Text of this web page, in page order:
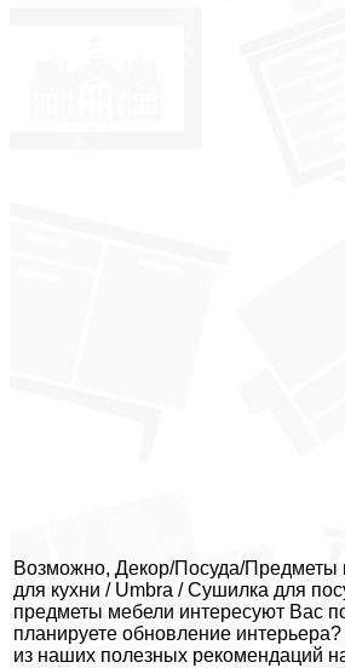
Возможно, Декор/Посуда/Предметы
для кухни / Umbra / Сушилка для
предметы мебели интересуют Вас
планируете обновление
из наших полезных рекомендаций